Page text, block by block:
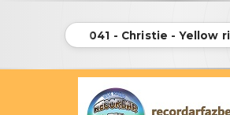
041 - Christie - Yellow